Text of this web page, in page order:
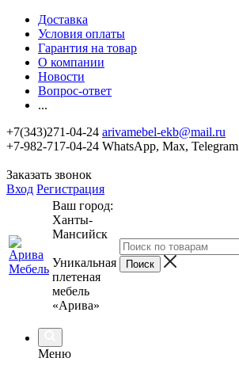
Доставка
Условия оплаты
Гарантия на товар
О компании
Новости
Вопрос-ответ
...
+7(343)271-04-24 arivamebel-ekb@mail.ru
+7-982-717-04-24 WhatsApp, Max, Telegram
Заказать звонок
Вход Регистрация
Ваш город:
Ханты-
Мансийск
Уникальная
плетеная
мебель
«Арива»
Меню